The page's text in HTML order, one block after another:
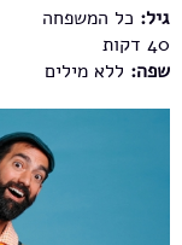
גיל: כל המשפחה
40
שפה: ללא מילים